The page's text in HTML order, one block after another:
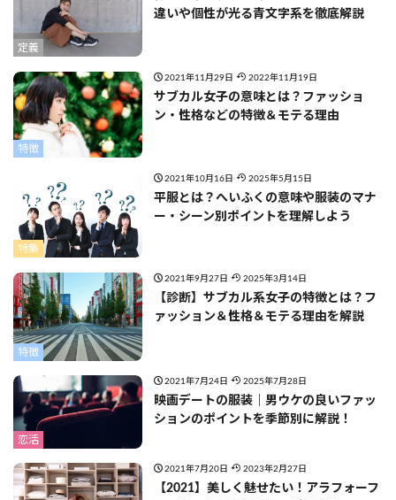
定義
違いや個性が光る青文字系を徹底解説
特徴
2021年11月29日 2022年11月19日
サブカル女子の意味とは？ファッショ
ン・性格などの特徴＆モテる理由
特集
2021年10月16日 2025年5月15日
平服とは？へいふくの意味や服装のマナ
ー・シーン別ポイントを理解しよう
特徴
2021年9月27日 2025年3月14日
【診断】サブカル系女子の特徴とは？フ
ァッション＆性格＆モテる理由を解説
恋活
2021年7月24日 2025年7月28日
映画デートの服装｜男ウケの良いファッ
ションのポイントを季節別に解説！
2021年7月20日 2023年2月27日
【2021】美しく魅せたい！アラフォーフ